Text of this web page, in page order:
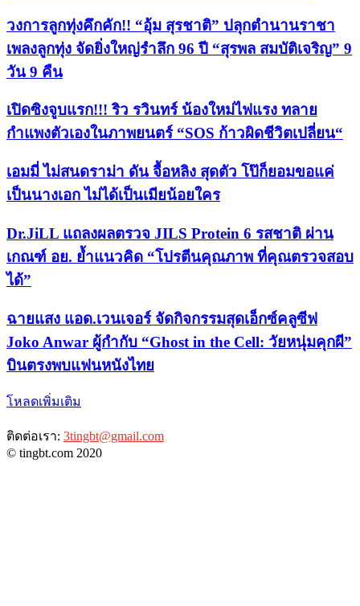
วงการลูกทุ่งคึกคัก!! “อุ้ม สุรชาติ” ปลุกตำนานราชา
เพลงลูกทุ่ง จัดยิ่งใหญ่รำลึก 96 ปี “สุรพล สมบัติเจริญ” 9
วัน 9 คืน
เปิดซิงจูบแรก!!! ริว รวินทร์ น้องใหม่ไฟแรง ทลาย
กำแพงตัวเองในภาพยนตร์ “SOS ก้าวผิดชีวิตเปลี่ยน“
เอมมี่ ไม่สนดราม่า ดัน จื้อหลิง สุดตัว โป๊ก็ยอมขอแค่
เป็นนางเอก ไม่ได้เป็นเมียน้อยใคร
Dr.JiLL แถลงผลตรวจ JILS Protein 6 รสชาติ ผ่าน
เกณฑ์ อย. ย้ำแนวคิด “โปรตีนคุณภาพ ที่คุณตรวจสอบ
ได้”
ฉายแสง แอด.เวนเจอร์ จัดกิจกรรมสุดเอ็กซ์คลูซีฟ
Joko Anwar ผู้กำกับ “Ghost in the Cell: วัยหนุ่มคุกผี”
บินตรงพบแฟนหนังไทย
โหลดเพิ่มเติม
ติดต่อเรา: 3tingbt@gmail.com
© tingbt.com 2020